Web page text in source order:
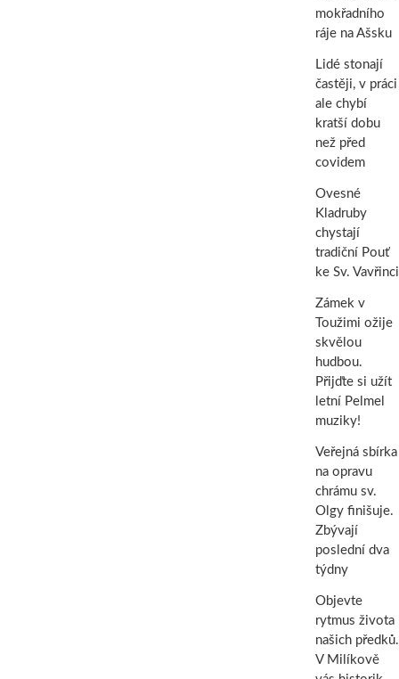
mokřadního
ráje na Ašsku
Lidé stonají
častěji, v práci
ale chybí
kratší dobu
než před
covidem
Ovesné
Kladruby
chystají
tradiční Pouť
ke Sv. Vavřinci
Zámek v
Toužimi ožije
skvělou
hudbou.
Přijďte si užít
letní Pelmel
muziky!
Veřejná sbírka
na opravu
chrámu sv.
Olgy finišuje.
Zbývají
poslední dva
týdny
Objevte
rytmus života
našich předků.
V Milíkově